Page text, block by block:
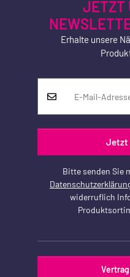
JETZT
Erhalte unsere
Jetzt
Bitte senden Sie
widerruflich